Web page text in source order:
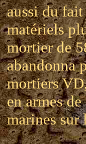
aussi du
matériels
mortier de
abandonna
mortiers
en armes
marines sur